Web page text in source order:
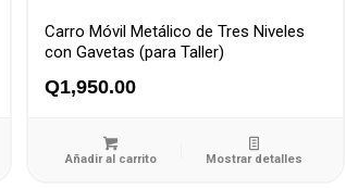
Carro Móvil Metálico de Tres Niveles
con Gavetas (para Taller)
Q1,950.00
Añadir al carrito Mostrar detalles